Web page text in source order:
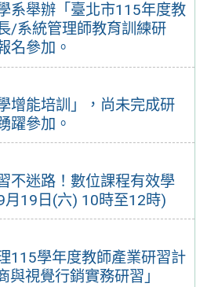
系舉辦「臺北市115年度教
/系統管理師教育訓練研
名參加。
增能培訓」，尚未完成研
躍參加。
不迷路！數位課程有效學
19日(六) 10時至12時)
115學年度教師產業研習計
視覺行銷實務研習」